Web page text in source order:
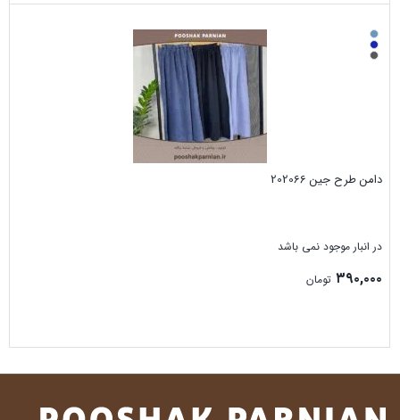
دامن طرح جین 202066
در انبار موجود نمی باشد
۳۹۰,۰۰۰ تومان